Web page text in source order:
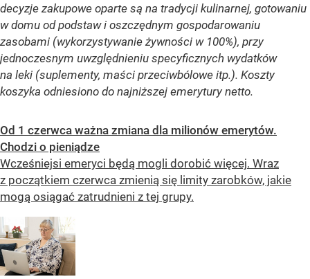
decyzje zakupowe oparte są na tradycji kulinarnej, gotowaniu
w domu od podstaw i oszczędnym gospodarowaniu
zasobami (wykorzystywanie żywności w 100%), przy
jednoczesnym uwzględnieniu specyficznych wydatków
na leki (suplementy, maści przeciwbólowe itp.). Koszty
koszyka odniesiono do najniższej emerytury netto.
Od 1 czerwca ważna zmiana dla milionów emerytów.
Chodzi o pieniądze
Wcześniejsi emeryci będą mogli dorobić więcej. Wraz
z początkiem czerwca zmienią się limity zarobków, jakie
mogą osiągać zatrudnieni z tej grupy.